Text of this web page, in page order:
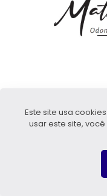
Este site usa
usar este site,